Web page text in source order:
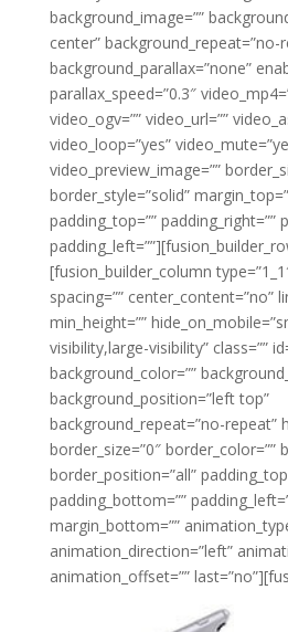
background_image=””
center” background_repeat=”no-
background_parallax=”none”
parallax_speed=”0.3″
video_ogv=”” video_url=””
video_loop=”yes”
video_preview_image=””
border_style=”solid”
padding_top=”” padding_right=””
[fusion_builder_column
spacing=”” center_content=”no”
min_height=””
visibility,large-visibility” class=””
background_color=””
background_position=”left top”
background_repeat=”no-repeat”
border_size=”0″ border_color=””
border_position=”all”
padding_bottom=””
margin_bottom=””
animation_direction=”left”
animation_offset=””